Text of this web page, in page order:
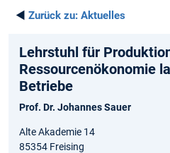
◄ Zurück zu: Aktuelles
Lehrstuhl für
Ressourcenökonomie
Betriebe
Prof. Dr. Johannes Sauer
Alte Akademie 14
85354 Freising